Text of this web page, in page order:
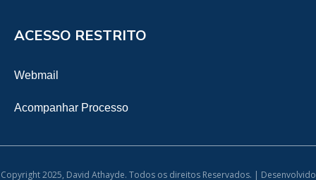
ACESSO RESTRITO
Webmail
Acompanhar Processo
Copyright 2025, David Athayde. Todos os direitos Reservados. | Desenvolvido